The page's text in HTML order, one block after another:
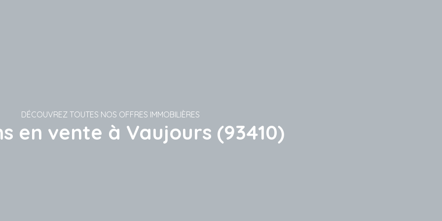
DÉCOUVREZ TOUTES NOS OFFRES IMMOBILIÈRES
en vente à Vaujours (93410)